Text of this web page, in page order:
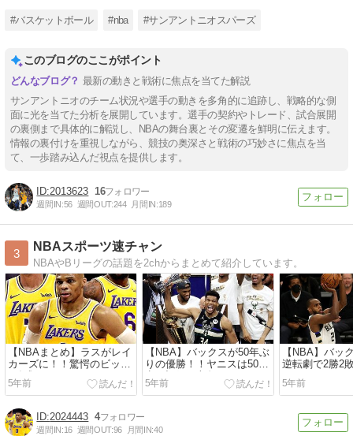
#バスケットボール #nba #サンアントニオスパーズ
このブログのここがポイント
最新の動きと戦術に焦点を当てた解説
サンアントニオのチーム状況や選手の動きを多角的に追跡し、戦略的な側
面に光を当てた分析を展開しています。選手の契約やトレード、試合展開
の裏側まで具体的に解説し、NBAの舞台裏とその変遷を鮮明に伝えます。
情報の裏付けを重視しながら、競技の奥深さと戦術の巧妙さに焦点を当
て、一歩踏み込んだ視点を提供します。
2013623 16
週間IN:56 週間OUT:244 月間IN:189
3
NBAスポーツ速チャン
NBAやBリーグの話題を2chからまとめて紹介しています。
【NBAまとめ】ラスがレイ
カーズに！！驚愕のビック
3結成へ！！
5年前
【NBA】バックスが50年ぶ
りの優勝！！ヤニスは50得
点を記録し文句なしFMVP
5年前
【NBA】バッ
逆転劇で2勝2
に！！
5年前
2024443 4
週間IN:16 週間OUT:96 月間IN:40